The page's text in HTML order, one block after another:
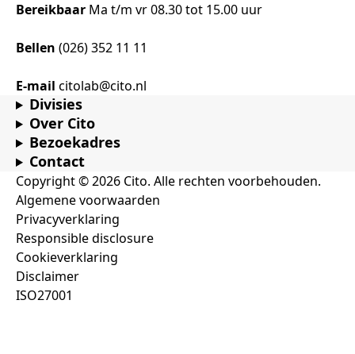
Bereikbaar Ma t/m vr 08.30 tot 15.00 uur
Bellen (026) 352 11 11
E-mail citolab@cito.nl
Divisies
Over Cito
Bezoekadres
Contact
Copyright © 2026 Cito. Alle rechten voorbehouden.
Algemene voorwaarden
Privacyverklaring
Responsible disclosure
Cookieverklaring
Disclaimer
ISO27001